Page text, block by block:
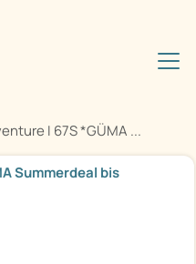
I 67S *GÜMA ...
Summerdeal bis